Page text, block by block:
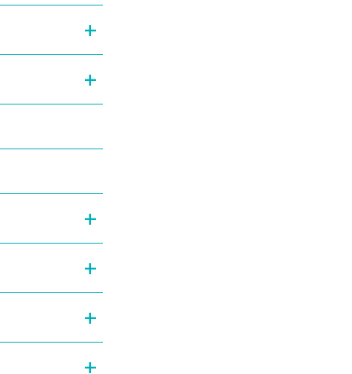
+
+
+
+
+
+